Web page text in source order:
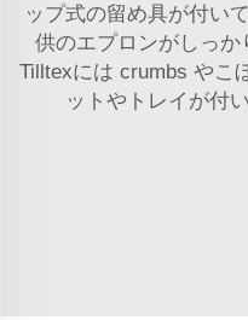
ップ式の留め具が付い
供のエプロンがしっか
Tilltexには crumbs やこ
ットやトレイが付